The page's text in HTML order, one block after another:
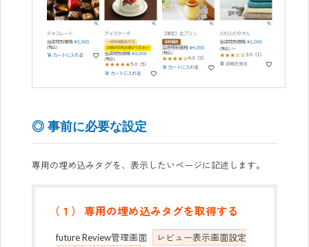
◎ 事前に必要な設定
専用の埋め込みタグを、表示したいページに記述します。
（１） 専用の埋め込みタグを取得する
future Review管理画面
レビュー表示画面設定